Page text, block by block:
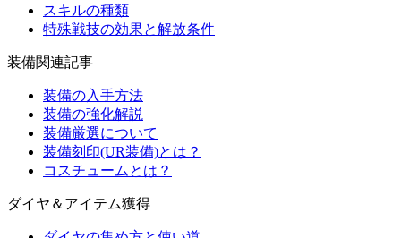
スキルの種類
特殊戦技の効果と解放条件
装備関連記事
装備の入手方法
装備の強化解説
装備厳選について
装備刻印(UR装備)とは？
コスチュームとは？
ダイヤ＆アイテム獲得